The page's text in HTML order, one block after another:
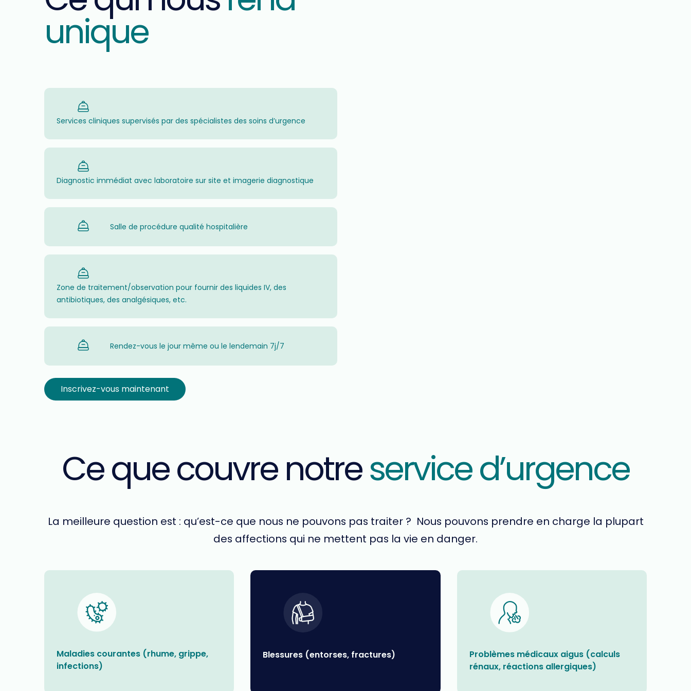
unique
Services cliniques supervisés par des spécialistes des soins d’urgence
Diagnostic immédiat avec laboratoire sur site et imagerie diagnostique
Salle de procédure qualité hospitalière
Zone de traitement/observation pour fournir des liquides IV, des
antibiotiques, des analgésiques, etc.
Rendez-vous le jour même ou le lendemain 7j/7
Inscrivez-vous maintenant
Ce que couvre notreservice d’urgence
La meilleure question est : qu’est-ce que nous ne pouvons pas traiter ? Nous pouvons prendre en charge la plupart
des affections qui ne mettent pas la vie en danger.
Maladies courantes (rhume, grippe,
infections)
Blessures (entorses, fractures)
Problèmes médicaux aigus (calculs
rénaux, réactions allergiques)